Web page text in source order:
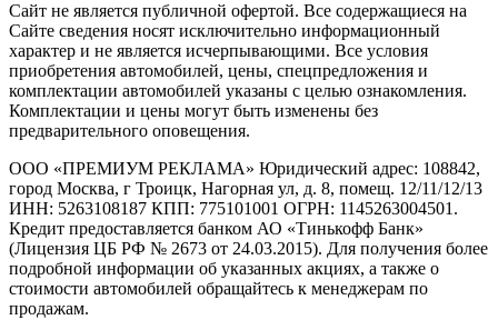
Cайт не является публичной офертой. Все содержащиеся на
Сайте сведения носят исключительно информационный
характер и не является исчерпывающими. Все условия
приобретения автомобилей, цены, спецпредложения и
комплектации автомобилей указаны с целью ознакомления.
Комплектации и цены могут быть изменены без
предварительного оповещения.
ООО «ПРЕМИУМ РЕКЛАМА» Юридический адрес: 108842,
город Москва, г Троицк, Нагорная ул, д. 8, помещ. 12/11/12/13
ИНН: 5263108187 КПП: 775101001 ОГРН: 1145263004501.
Кредит предоставляется банком АО «Тинькофф Банк»
(Лицензия ЦБ РФ № 2673 от 24.03.2015). Для получения более
подробной информации об указанных акциях, а также о
стоимости автомобилей обращайтесь к менеджерам по
продажам.